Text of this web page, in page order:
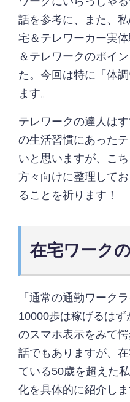
話を参考に、また、
宅＆テレワーカー実
＆テレワークのポイ
た。今回は特に「体
ます。
テレワークの達人は
の生活習慣にあった
いと思いますが、こ
方々向けに整理して
ることを祈ります！
在宅ワーク
「通常の通勤ワーク
10000歩は稼げるは
のスマホ表示をみて
話でもありますが、
ている50歳を超えた
化を具体的に紹介しま